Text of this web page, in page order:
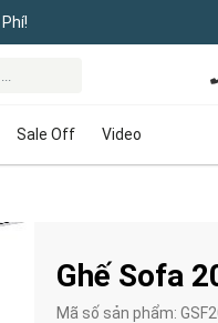
Sale Off Video
Ghế Sofa
Mã số sản phẩm: